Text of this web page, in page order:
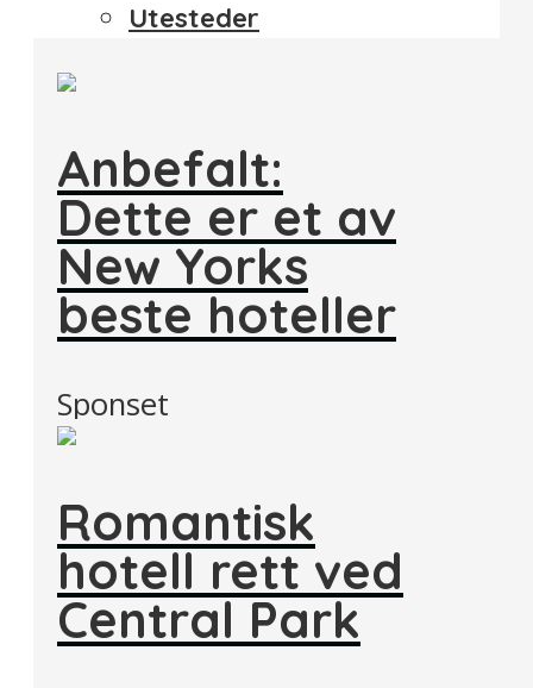
Utesteder
Anbefalt:
Dette er et av
New Yorks
beste hoteller
Sponset
Romantisk
hotell rett ved
Central Park